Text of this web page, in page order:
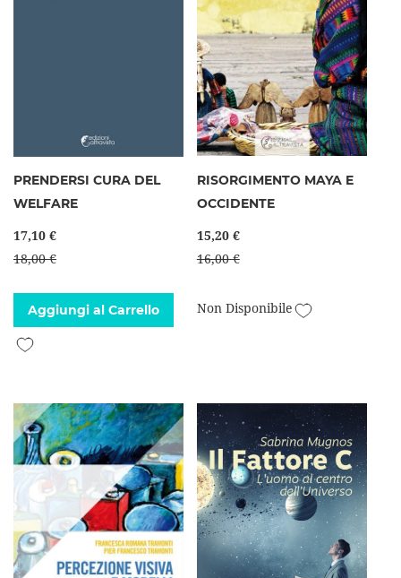
PRENDERSI CURA DEL
WELFARE
17,10 €
18,00 €
Aggiungi al Carrello
Aggiungi alla lista desideri
RISORGIMENTO MAYA E
OCCIDENTE
15,20 €
16,00 €
Non Disponibile Aggiungi alla